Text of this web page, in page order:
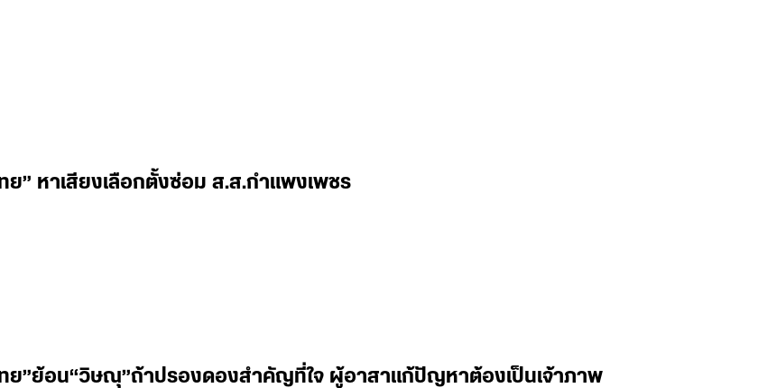
ทย” หาเสียงเลือกตั้งซ่อม ส.ส.กำแพงเพชร
ทย”ย้อน“วิษณุ”ถ้าปรองดองสำคัญที่ใจ ผู้อาสาแก้ปัญหาต้องเป็นเจ้าภาพ